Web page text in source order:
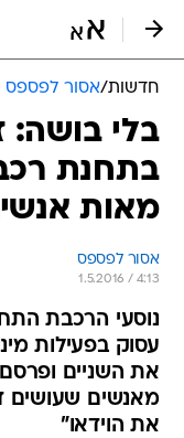
חדשות/אסור לפספס
בלי בושה:
בתחנת
מאות
אסור לפספס
1.5.2016 / 4:13
נוסעי הרכבת
עסוק בפעילות
את השניים
מאנשים שעושים
את הוידאו"